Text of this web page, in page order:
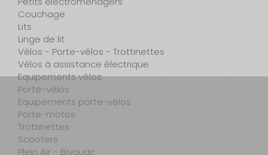
Couchage
Lits
Linge de lit
Vélos - Porte-vélos - Trottinettes
Vélos à assistance électrique
Equipements vélos
Porte-vélos
Equipements porte-vélos
Porte-motos
Trottinettes
Scooters
Plein Air - Bivouac